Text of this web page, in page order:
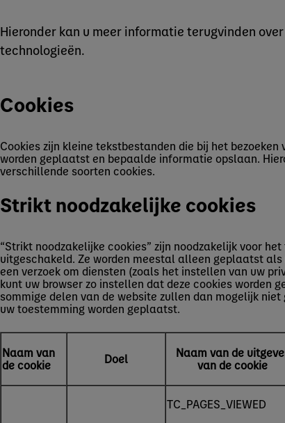
Hieronder kan u meer informatie terugvinden
technologieën.
Cookies
Cookies zijn kleine tekstbestanden die bij het
worden geplaatst en bepaalde informatie opslaan.
verschillende soorten cookies.
Strikt noodzakelijke cookies
“Strikt noodzakelijke cookies” zijn noodzakelijk voor
uitgeschakeld. Ze worden meestal alleen geplaatst
een verzoek om diensten (zoals het instellen van uw
kunt uw browser zo instellen dat deze cookies worden
sommige delen van de website zullen dan mogelijk
uw toestemming worden geplaatst.
Naam van
de cookie
Doel
Naam van de
van de cookie
TC_PAGES_VIEWED